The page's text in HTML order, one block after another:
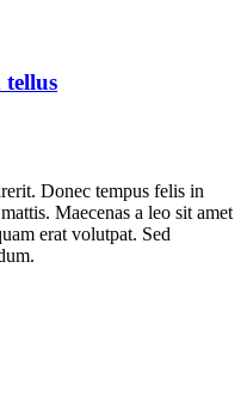
tellus
Donec tempus felis in
Maecenas a leo sit amet
erat volutpat. Sed